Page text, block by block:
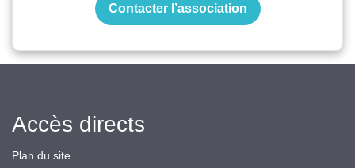
Contacter l’association
Accès directs
Plan du site